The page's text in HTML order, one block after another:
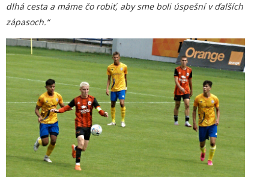
dlhá cesta a máme čo robiť, aby sme boli úspešní v ďalších
zápasoch.“